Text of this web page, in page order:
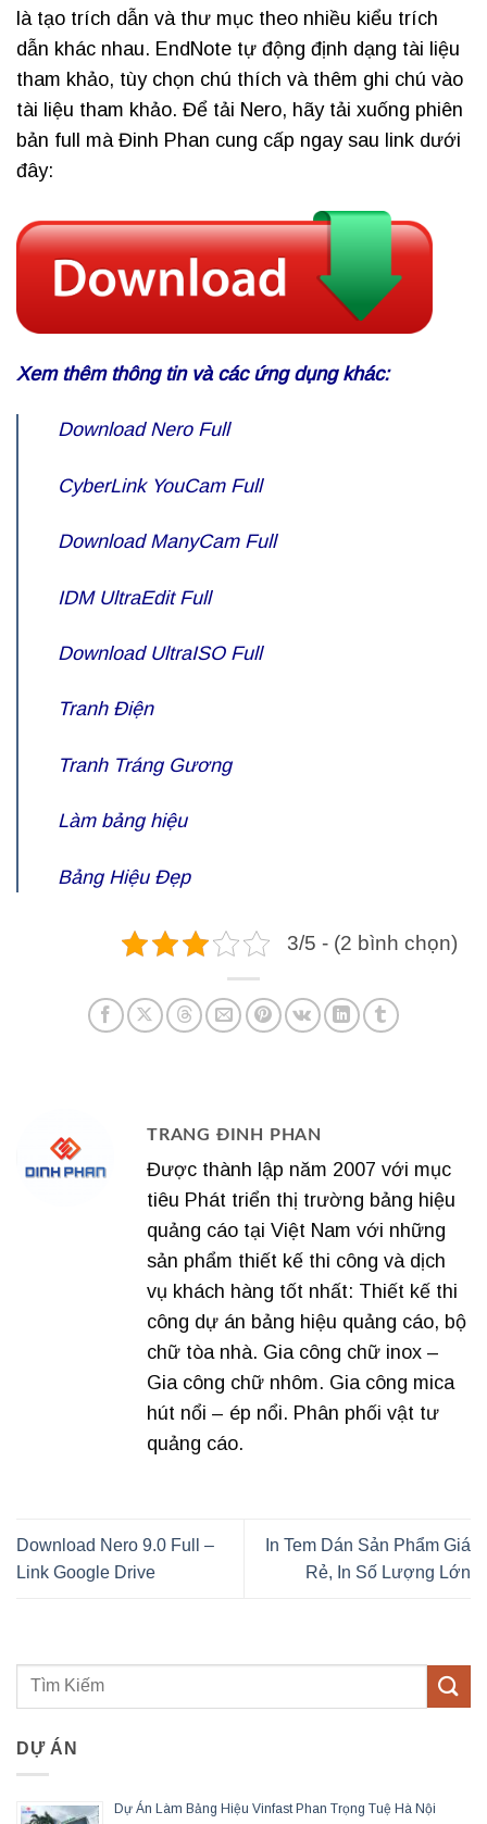
là tạo trích dẫn và thư mục theo nhiều kiểu trích
dẫn khác nhau. EndNote tự động định dạng tài liệu
tham khảo, tùy chọn chú thích và thêm ghi chú vào
tài liệu tham khảo. Để tải Nero, hãy tải xuống phiên
bản full mà Đinh Phan cung cấp ngay sau link dưới
đây:
Xem thêm thông tin và các ứng dụng khác:
Download Nero Full
CyberLink YouCam Full
Download ManyCam Full
IDM UltraEdit Full
Download UltraISO Full
Tranh Điện
Tranh Tráng Gương
Làm bảng hiệu
Bảng Hiệu Đẹp
3/5 - (2 bình chọn)
TRANG ĐINH PHAN
Được thành lập năm 2007 với mục
tiêu Phát triển thị trường bảng hiệu
quảng cáo tại Việt Nam với những
sản phẩm thiết kế thi công và dịch
vụ khách hàng tốt nhất: Thiết kế thi
công dự án bảng hiệu quảng cáo, bộ
chữ tòa nhà. Gia công chữ inox –
Gia công chữ nhôm. Gia công mica
hút nổi – ép nổi. Phân phối vật tư
quảng cáo.
Download Nero 9.0 Full –
Link Google Drive
In Tem Dán Sản Phẩm Giá
Rẻ, In Số Lượng Lớn
DỰ ÁN
Dự Án Làm Bảng Hiệu Vinfast Phan Trọng Tuệ Hà Nội